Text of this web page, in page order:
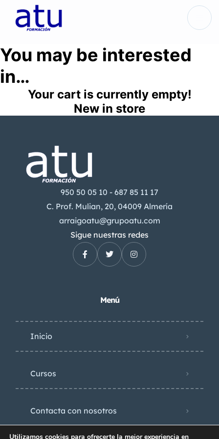
You may be interested
in…
Your cart is currently empty!
New in store
950 50 05 10 - 687 85 11 17
C. Prof. Mulian, 20, 04009 Almería
arraigoatu@grupoatu.com
Sigue nuestras redes
Menú
Inicio
Cursos
Contacta con nosotros
Políticas de privacidad
Utilizamos cookies para ofrecerte la mejor experiencia en